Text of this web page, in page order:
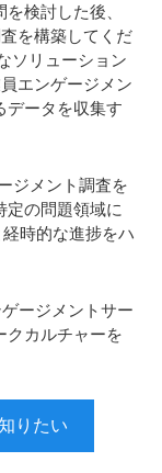
検討した後、
を構築してくだ
ソリューション
エンゲージメン
データを収集す
ジメント調査を
定の問題領域に
経時的な進捗をハ
ージメントサー
クカルチャーを
りたい